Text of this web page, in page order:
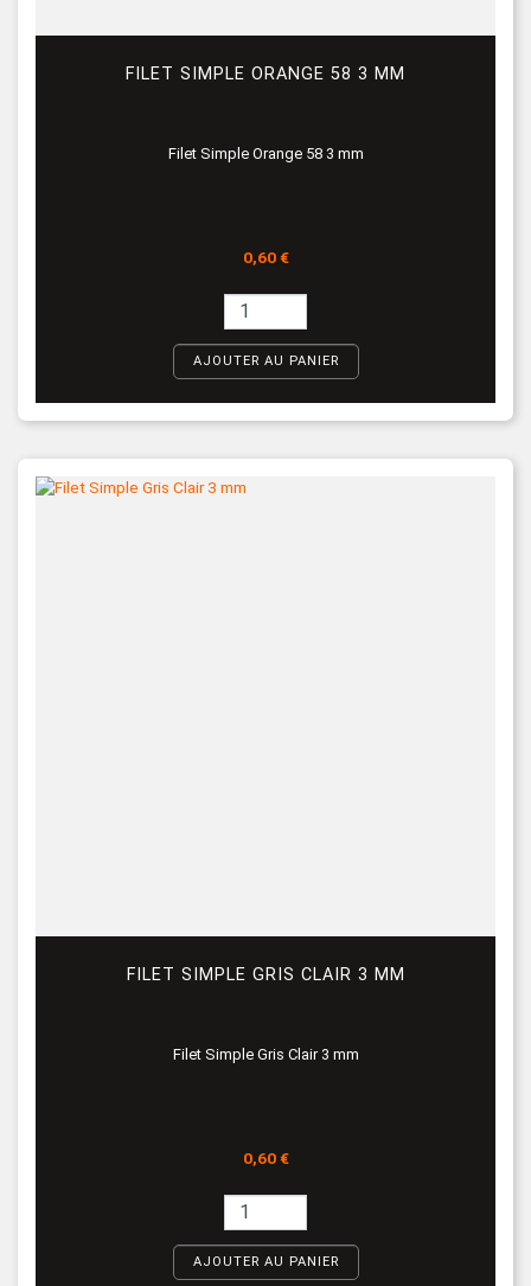
FILET SIMPLE ORANGE 58 3 MM
Filet Simple Orange 58 3 mm
Prix
0,60 €
AJOUTER AU PANIER
FILET SIMPLE GRIS CLAIR 3 MM
Filet Simple Gris Clair 3 mm
Prix
0,60 €
AJOUTER AU PANIER